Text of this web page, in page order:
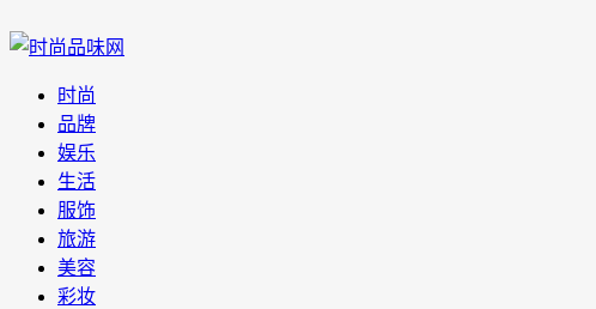
时尚
品牌
娱乐
生活
服饰
旅游
美容
彩妆